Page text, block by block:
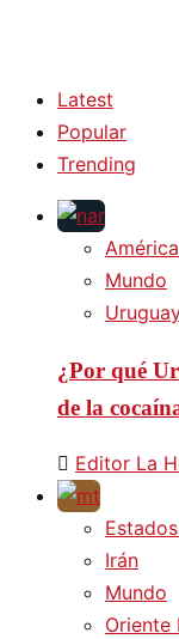
Latest
Popular
Trending
Mundo
¿Por qué
de la
Editor La
Irán
Mundo
Oriente